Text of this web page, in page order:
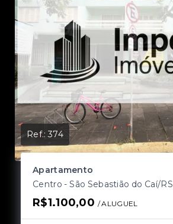
Ref.:374
Apartamento
Centro - São Sebastião do Caí/RS
R$1.100,00 / ALUGUEL